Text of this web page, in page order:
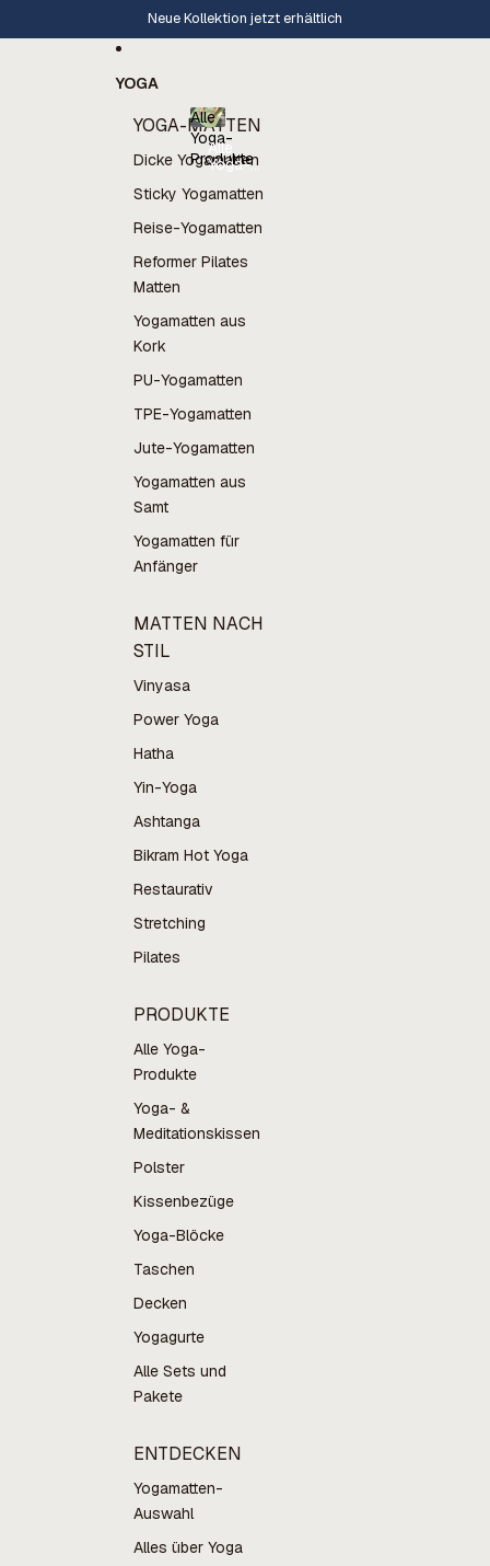
Bewertung 4,8⭐️ auf Trustpilot
YOGA
YOGA-MATTEN
Dicke Yogamatten
Sticky Yogamatten
Reise-Yogamatten
Reformer Pilates
Matten
Yogamatten aus
Kork
PU-Yogamatten
TPE-Yogamatten
Jute-Yogamatten
Yogamatten aus
Samt
Yogamatten für
Anfänger
MATTEN NACH
STIL
Vinyasa
Power Yoga
Hatha
Yin-Yoga
Ashtanga
Bikram Hot Yoga
Restaurativ
Stretching
Pilates
PRODUKTE
Alle Yoga-
Produkte
Yoga- &
Meditationskissen
Polster
Kissenbezüge
Yoga-Blöcke
Taschen
Decken
Yogagurte
Alle Sets und
Pakete
ENTDECKEN
Yogamatten-
Auswahl
Alles über Yoga
Alle
Yoga-
Produkte
Alle
Yoga-